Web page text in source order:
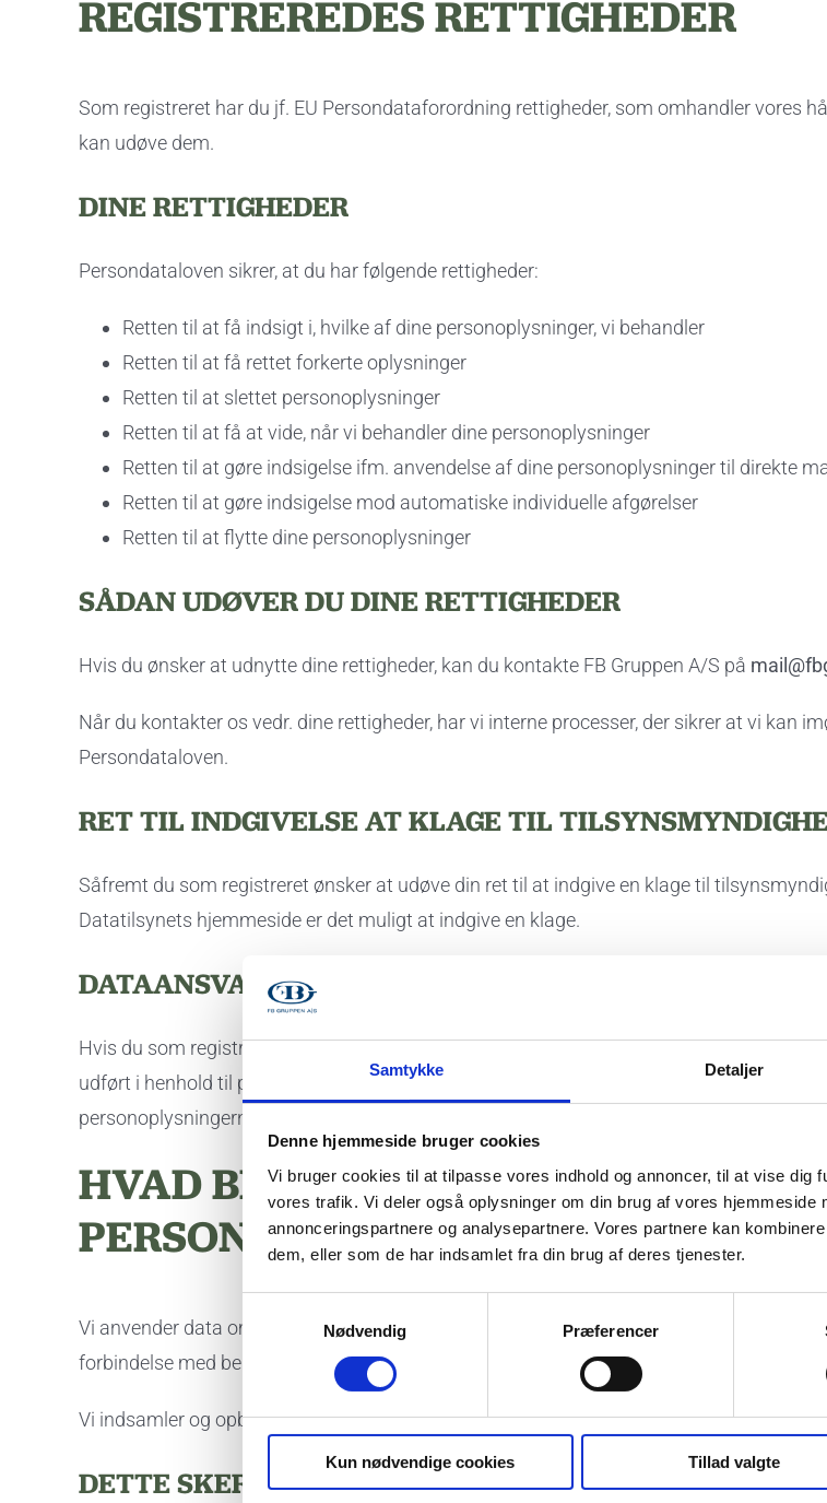
Samtykke Detaljer
Denne hjemmeside bruger cookies
Vi bruger cookies til at tilpasse vores indhold og annoncer, til at vise dig
vores trafik. Vi deler også oplysninger om din brug af vores hjemmeside
annonceringspartnere og analysepartnere. Vores partnere kan
dem, eller som de har indsamlet fra din brug af deres tjenester.
Nødvendig
Præferencer
Kun nødvendige cookies Tillad valgte
REGISTREREDES RETTIGHEDER
Som registreret har du jf. EU Persondataforordning rettigheder, som omhandler vores
kan udøve dem.
DINE RETTIGHEDER
Persondataloven sikrer, at du har følgende rettigheder:
Retten til at få indsigt i, hvilke af dine personoplysninger, vi behandler
Retten til at få rettet forkerte oplysninger
Retten til at slettet personoplysninger
Retten til at få at vide, når vi behandler dine personoplysninger
Retten til at gøre indsigelse ifm. anvendelse af dine personoplysninger til direkte
Retten til at gøre indsigelse mod automatiske individuelle afgørelser
Retten til at flytte dine personoplysninger
SÅDAN UDØVER DU DINE RETTIGHEDER
Hvis du ønsker at udnytte dine rettigheder, kan du kontakte FB Gruppen A/S på
Når du kontakter os vedr. dine rettigheder, har vi interne processer, der sikrer at vi kan
Persondataloven.
RET TIL INDGIVELSE AT KLAGE TIL
Såfremt du som registreret ønsker at udøve din ret til at indgive en klage til
Datatilsynets hjemmeside er det muligt at indgive en klage.
DATAANSVARLIGES OPLYSNINGSPLIGT
Hvis du som registreret har benyttet dine rettigheder til enhver berigtigelse eller
udført i henhold til persondataforordningens artikel 16, artikel 17, stk. 1 og artikel 18 –
personoplysningerne er videregivet til. De nødvendige handlinger vil herefter blive
HVAD BRUGER VI DINE DATA TIL?
PERSONDATA)
Vi anvender data om dig for at overholde pligter, der påhviler os som dataansvarlige,
forbindelse med behandling, hvortil der er givet samtykke.
Vi indsamler og opbevarer kun dine data i forbindelse med bestemte formål eller andre
DETTE SKER I FORBINDELSE MED: